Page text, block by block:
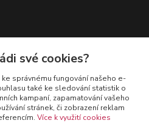
své cookies?
správnému fungování našeho e-
také ke sledování statistik o
kampaní, zapamatování vašeho
stránek, či zobrazení reklam
Více k využití cookies